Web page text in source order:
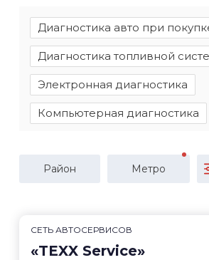
Диагностика авто при
Диагностика топливной
Электронная диагностика
Компьютерная диагностика
Район Метро
СЕТЬ АВТОСЕРВИСОВ
«TEXX Service»